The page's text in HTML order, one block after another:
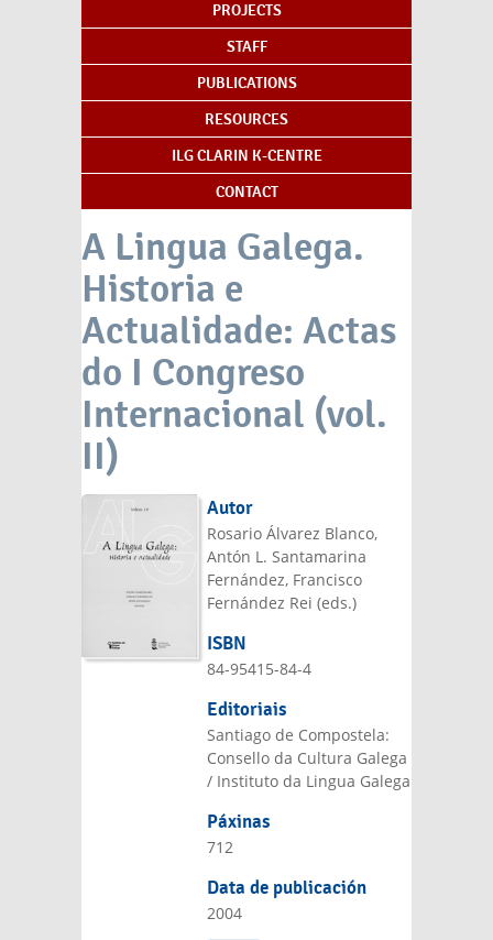
PROJECTS
STAFF
PUBLICATIONS
RESOURCES
ILG CLARIN K-CENTRE
CONTACT
A Lingua Galega.
Historia e
Actualidade: Actas
do I Congreso
Internacional (vol.
II)
Autor
Rosario Álvarez Blanco,
Antón L. Santamarina
Fernández, Francisco
Fernández Rei (eds.)
ISBN
84-95415-84-4
Editoriais
Santiago de Compostela:
Consello da Cultura Galega
/ Instituto da Lingua Galega
Páxinas
712
Data de publicación
2004